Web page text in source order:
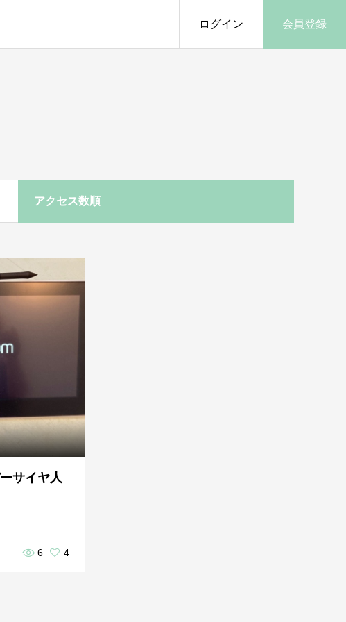
ログイン 会員登録
アクセス数順
サイヤ人
6 4